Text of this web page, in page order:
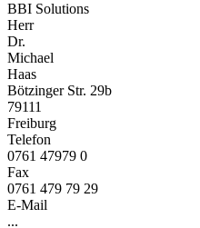
BBI Solutions
Herr
Dr.
Michael
Haas
Bötzinger Str. 29b
79111
Freiburg
Telefon
0761 47979 0
Fax
0761 479 79 29
E-Mail
...